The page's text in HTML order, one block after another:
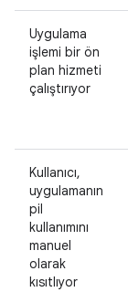
Uygulama
işlemi bir ön
plan hizmeti
çalıştırıyor
Kullanıcı,
uygulamanın
pil
kullanımını
manuel
olarak
kısıtlıyor